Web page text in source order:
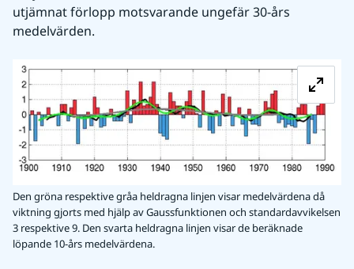
utjämnat förlopp motsvarande ungefär 30-års
medelvärden.
Den gröna respektive gråa heldragna linjen visar medelvärdena då
viktning gjorts med hjälp av Gaussfunktionen och standardavvikelsen
3 respektive 9. Den svarta heldragna linjen visar de beräknade
löpande 10-års medelvärdena.